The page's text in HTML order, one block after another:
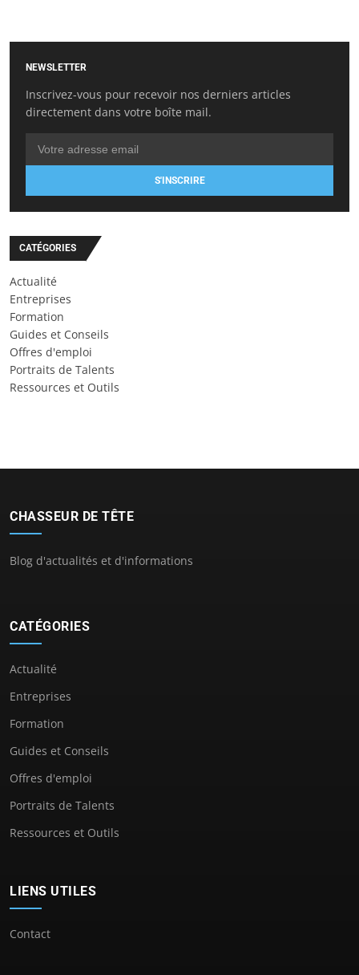
NEWSLETTER
Inscrivez-vous pour recevoir nos derniers articles
directement dans votre boîte mail.
S'INSCRIRE
CATÉGORIES
Actualité
Entreprises
Formation
Guides et Conseils
Offres d'emploi
Portraits de Talents
Ressources et Outils
CHASSEUR DE TÊTE
Blog d'actualités et d'informations
CATÉGORIES
Actualité
Entreprises
Formation
Guides et Conseils
Offres d'emploi
Portraits de Talents
Ressources et Outils
LIENS UTILES
Contact